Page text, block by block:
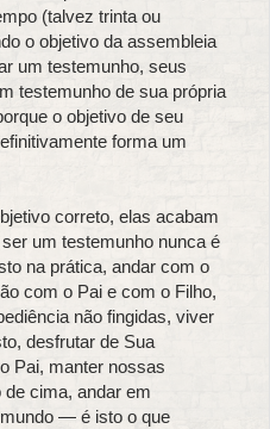
(talvez trinta ou
o objetivo da assembleia
um testemunho, seus
testemunho de sua própria
o objetivo de seu
forma um
correto, elas acabam
um testemunho nunca é
na prática, andar com o
com o Pai e com o Filho,
não fingidas, viver
desfrutar de Sua
Pai, manter nossas
cima, andar em
— é isto o que